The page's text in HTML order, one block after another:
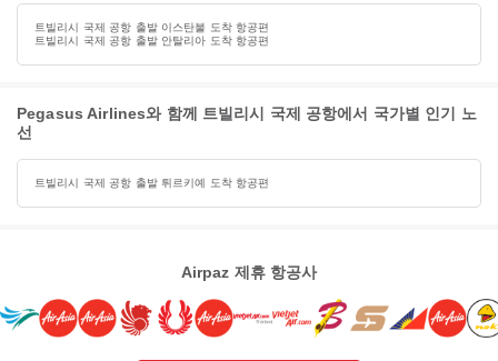
트빌리시 국제 공항 출발 이스탄불 도착 항공편
트빌리시 국제 공항 출발 안탈리아 도착 항공편
Pegasus Airlines와 함께 트빌리시 국제 공항에서 국가별 인기 노
선
트빌리시 국제 공항 출발 튀르키예 도착 항공편
Airpaz 제휴 항공사